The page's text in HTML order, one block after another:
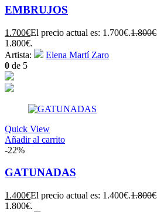
EMBRUJOS
1.700€El precio actual es: 1.700€.1.800€
1.800€.
Artista:
Elena Martí Zaro
0 de 5
Quick View
Añadir al carrito
-22%
GATUNADAS
1.400€El precio actual es: 1.400€.1.800€
1.800€.